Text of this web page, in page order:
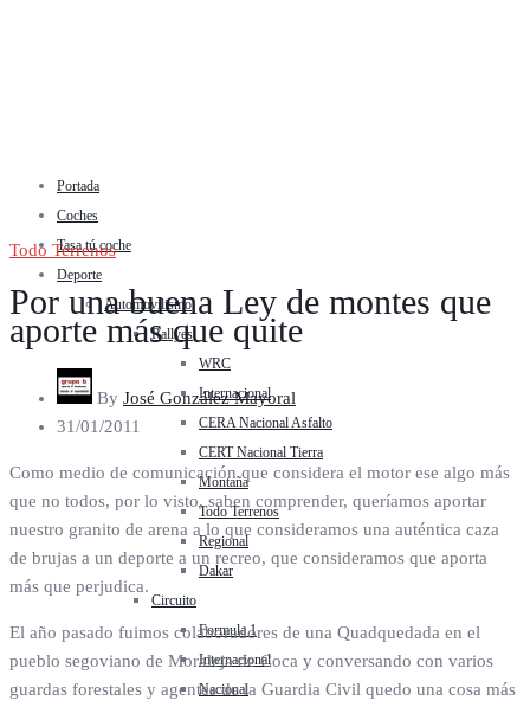
Portada
Coches
Tasa tú coche
Deporte
Automovilismo
Rallyes
WRC
Internacional
CERA Nacional Asfalto
CERT Nacional Tierra
Montaña
Todo Terrenos
Regional
Dakar
Circuito
Formula 1
Internacional
Nacional
Todo Terrenos
Por una buena Ley de montes que
aporte más que quite
By José González Mayoral
31/01/2011
Como medio de comunicación que considera el motor ese algo más
que no todos, por lo visto, saben comprender, queríamos aportar
nuestro granito de arena a lo que consideramos una auténtica caza
de brujas a un deporte a un recreo, que consideramos que aporta
más que perjudica.
El año pasado fuimos colaboradores de una Quadquedada en el
pueblo segoviano de Moraleja de Coca y conversando con varios
guardas forestales y agentes de la Guardia Civil quedo una cosa más